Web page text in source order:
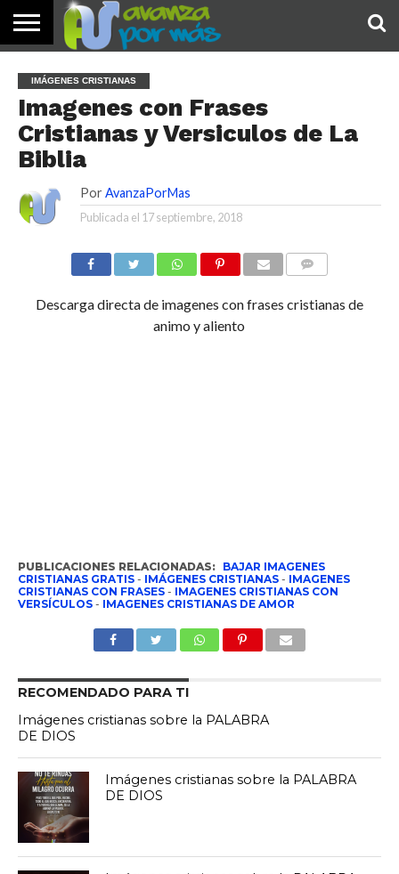
PALABRA
DE HOY
DEVOCIONALES
NOTICIAS
TESTIMONIOS
ORACIONES
SOBRE
NOSOTROS
IMÁGENES
IMÁGENES CRISTIANAS
Imagenes con Frases
Cristianas y Versiculos de La
Biblia
Por AvanzaPorMas
Publicada el 17 septiembre, 2018
Descarga directa de imagenes con frases cristianas de
animo y aliento
PUBLICACIONES RELACIONADAS: BAJAR IMAGENES
CRISTIANAS GRATIS- IMÁGENES CRISTIANAS- IMAGENES
CRISTIANAS CON FRASES- IMAGENES CRISTIANAS CON
VERSÍCULOS- IMAGENES CRISTIANAS DE AMOR
RECOMENDADO PARA TI
Imágenes cristianas sobre la PALABRA
DE DIOS
Imágenes cristianas sobre la PALABRA
DE DIOS